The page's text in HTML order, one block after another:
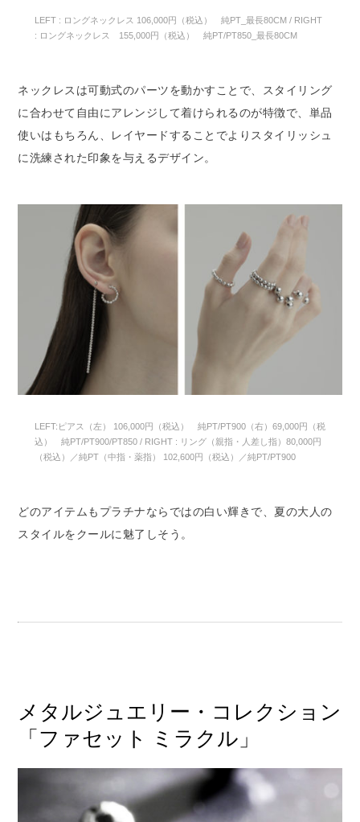
LEFT : ロングネックレス 106,000円（税込） 純PT_最長80CM / RIGHT
: ロングネックレス 155,000円（税込） 純PT/PT850_最長80CM
ネックレスは可動式のパーツを動かすことで、スタイリング
に合わせて自由にアレンジして着けられるのが特徴で、単品
使いはもちろん、レイヤードすることでよりスタイリッシュ
に洗練された印象を与えるデザイン。
LEFT:ピアス（左） 106,000円（税込） 純PT/PT900（右）69,000円（税
込） 純PT/PT900/PT850 / RIGHT : リング（親指・人差し指）80,000円
（税込）／純PT（中指・薬指） 102,600円（税込）／純PT/PT900
どのアイテムもプラチナならではの白い輝きで、夏の大人の
スタイルをクールに魅了しそう。
メタルジュエリー・コレクション
「ファセット ミラクル」